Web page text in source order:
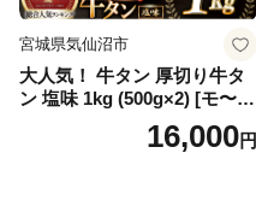
宮城県気仙沼市
大人気！ 牛タン 厚切り牛タ
ン 塩味 1kg (500g×2) [モ〜ラ
ンド 宮城県 気仙沼市 205646
60] 肉 牛肉 精肉 牛たん 牛タ
16,000円